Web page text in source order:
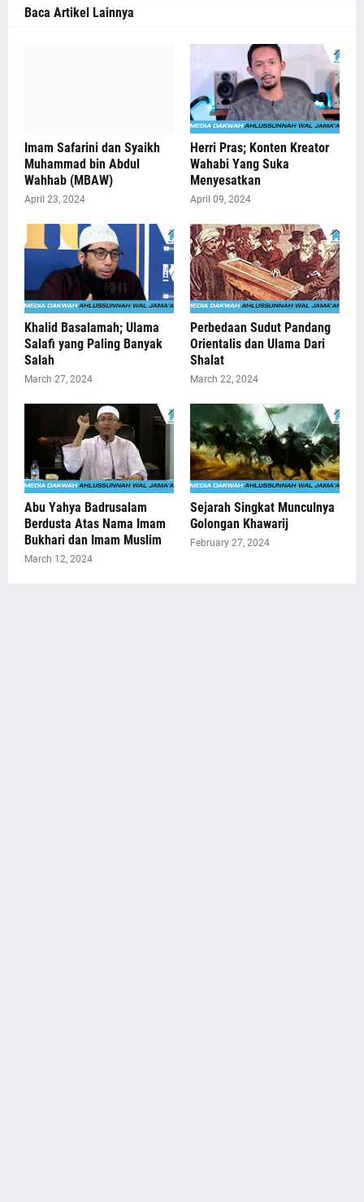
Baca Artikel Lainnya
Imam Safarini dan Syaikh
Muhammad bin Abdul
Wahhab (MBAW)
April 23, 2024
Herri Pras; Konten Kreator
Wahabi Yang Suka
Menyesatkan
April 09, 2024
Khalid Basalamah; Ulama
Salafi yang Paling Banyak
Salah
March 27, 2024
Perbedaan Sudut Pandang
Orientalis dan Ulama Dari
Shalat
March 22, 2024
Abu Yahya Badrusalam
Berdusta Atas Nama Imam
Bukhari dan Imam Muslim
March 12, 2024
Sejarah Singkat Munculnya
Golongan Khawarij
February 27, 2024